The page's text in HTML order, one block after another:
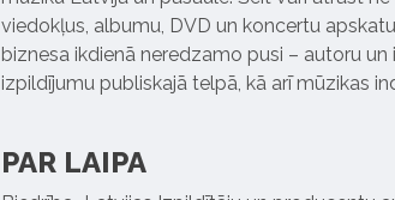
viedokļus, albumu, DVD un koncertu
biznesa ikdienā neredzamo pusi – autoru
izpildījumu publiskajā telpā, kā arī mūzikas
PAR LAIPA